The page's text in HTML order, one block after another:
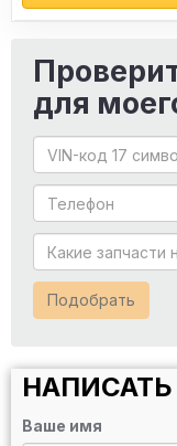
код,
запчасти.
для
Подобрать
Ваше имя